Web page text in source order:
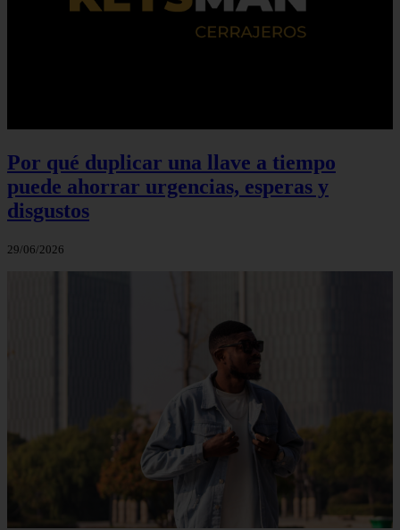
Por qué duplicar una llave a tiempo
puede ahorrar urgencias, esperas y
disgustos
29/06/2026